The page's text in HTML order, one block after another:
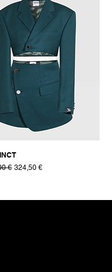
€ Prix promotionnel
324,50 €